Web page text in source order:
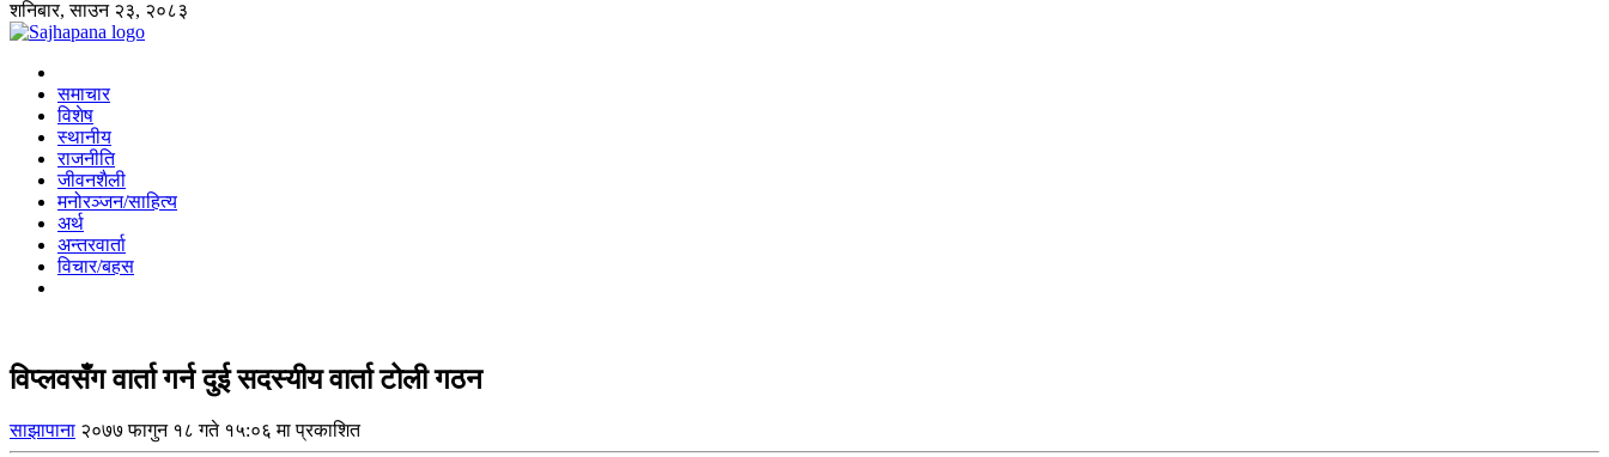
शनिबार, साउन २३, २०८३
समाचार
विशेष
स्थानीय
राजनीति
जीवनशैली
मनोरञ्जन/साहित्य
अर्थ
अन्तरवार्ता
विचार/बहस
विप्लवसँग वार्ता गर्न दुई सदस्यीय वार्ता टोली गठन
साझापाना २०७७ फागुन १८ गते १५:०६ मा प्रकाशित